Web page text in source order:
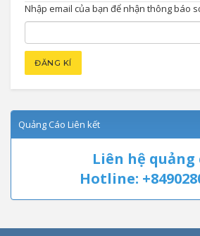
Nhập email của bạn để nhận thông báo
Quảng Cáo Liên kết
Liên hệ quảng
Hotline: